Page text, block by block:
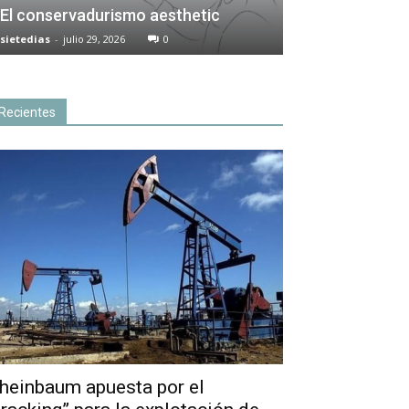
El conservadurismo aesthetic
sietedias - julio 29, 2026 0
apuesta por el